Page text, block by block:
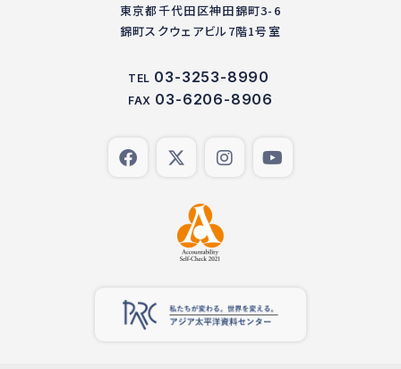
東京都千代田区神田錦町3-6
錦町スクウェアビル7階1号室
TEL 03-3253-8990
FAX 03-6206-8906